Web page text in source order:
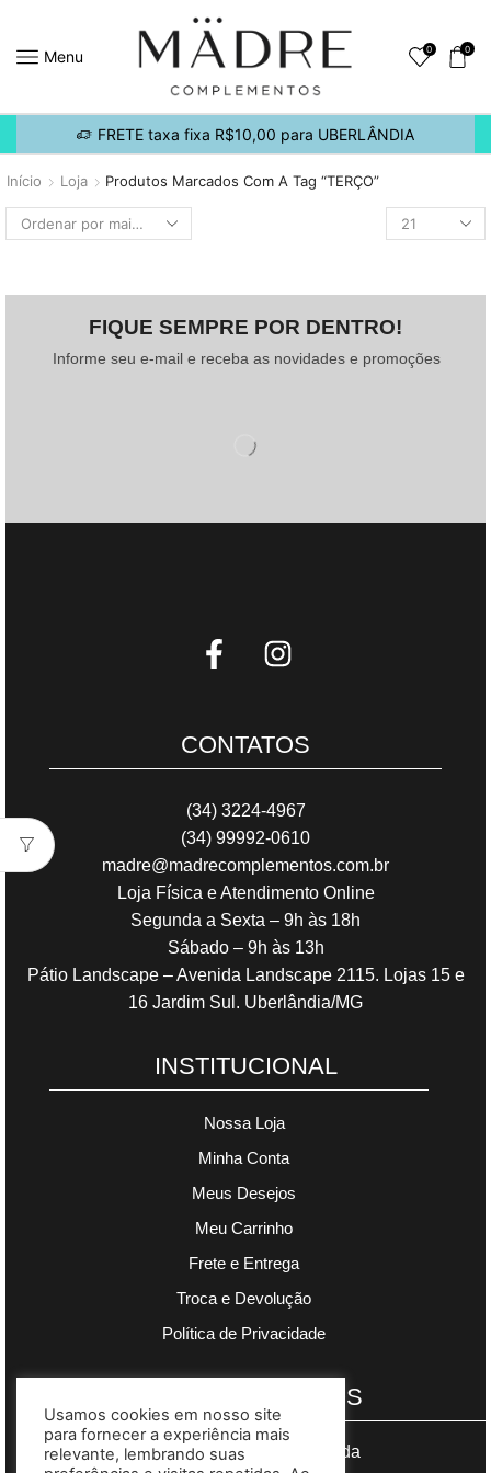
Menu 0 0
FRETE taxa fixa R$10,00 para UBERLÂNDIA
Início Loja Produtos Marcados Com A Tag “TERÇO”
FIQUE SEMPRE POR DENTRO!
Informe seu e-mail e receba as novidades e promoções
CONTATOS
(34) 3224-4967
(34) 99992-0610
madre@madrecomplementos.com.br
Loja Física e Atendimento Online
Segunda a Sexta – 9h às 18h
Sábado – 9h às 13h
Pátio Landscape – Avenida Landscape 2115. Lojas 15 e
16 Jardim Sul. Uberlândia/MG
INSTITUCIONAL
Nossa Loja
Minha Conta
Meus Desejos
Meu Carrinho
Frete e Entrega
Troca e Devolução
Política de Privacidade
PAGAMENTOS
Segurança garantida
Usamos cookies em nosso site
para fornecer a experiência mais
relevante, lembrando suas